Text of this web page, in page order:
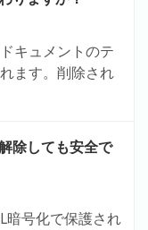
キュメントのテ
ます。削除され
除しても安全で
暗号化で保護され